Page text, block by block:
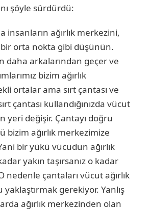
şöyle sürdürdü:
insanların ağırlık merkezini,
orta nokta gibi düşünün.
daha arkalarından geçer ve
bizim ağırlık
ortalar ama sırt çantası ve
çantası kullandığınızda vücut
yeri değişir. Çantayı doğru
bizim ağırlık merkezimize
bir yükü vücudun ağırlık
yakın taşırsanız o kadar
nedenle çantaları vücut ağırlık
gerekiyor. Yanlış
ağırlık merkezinden olan